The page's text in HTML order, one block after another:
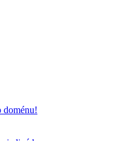
doménu!